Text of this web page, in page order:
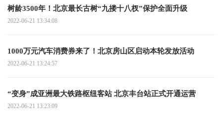
树龄3500年！北京最长古树“九搂十八杈”保护全面升级
2022-06-21 13:34:08
1000万元汽车消费券来了！北京房山区启动本轮发放活动
2022-06-21 13:24:57
“变身”成亚洲最大铁路枢纽客站 北京丰台站正式开通运营
2022-06-21 13:23:09